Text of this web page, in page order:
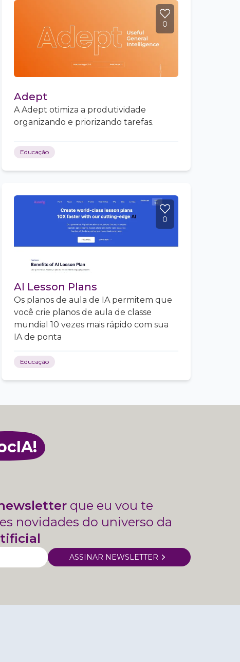
0
Adept
A Adept otimiza a produtividade
organizando e priorizando tarefas.
Educação
0
AI Lesson Plans
Os planos de aula de IA permitem que
você crie planos de aula de classe
mundial 10 vezes mais rápido com sua
IA de ponta
Educação
que eu vou te
novidades do universo da
ASSINAR NEWSLETTER